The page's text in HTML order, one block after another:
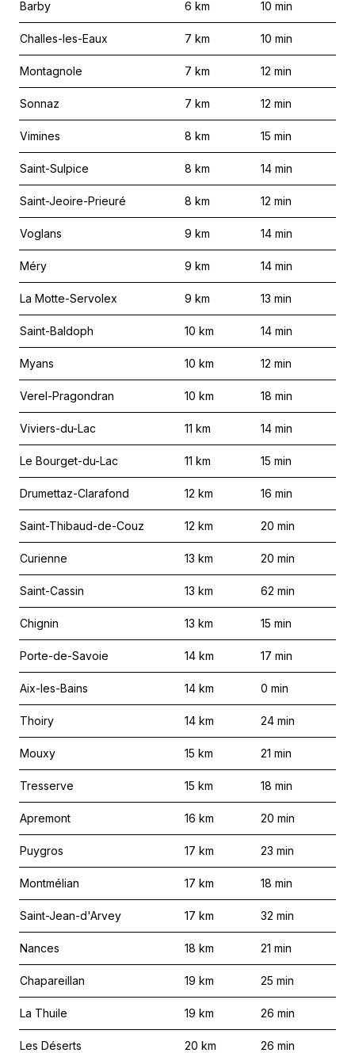
Barby 6 km 10 min
Challes-les-Eaux 7 km 10 min
Montagnole 7 km 12 min
Sonnaz 7 km 12 min
Vimines 8 km 15 min
Saint-Sulpice 8 km 14 min
Saint-Jeoire-Prieuré 8 km 12 min
Voglans 9 km 14 min
Méry 9 km 14 min
La Motte-Servolex 9 km 13 min
Saint-Baldoph 10 km 14 min
Myans 10 km 12 min
Verel-Pragondran 10 km 18 min
Viviers-du-Lac 11 km 14 min
Le Bourget-du-Lac 11 km 15 min
Drumettaz-Clarafond 12 km 16 min
Saint-Thibaud-de-Couz 12 km 20 min
Curienne 13 km 20 min
Saint-Cassin 13 km 62 min
Chignin 13 km 15 min
Porte-de-Savoie 14 km 17 min
Aix-les-Bains 14 km 0 min
Thoiry 14 km 24 min
Mouxy 15 km 21 min
Tresserve 15 km 18 min
Apremont 16 km 20 min
Puygros 17 km 23 min
Montmélian 17 km 18 min
Saint-Jean-d'Arvey 17 km 32 min
Nances 18 km 21 min
Chapareillan 19 km 25 min
La Thuile 19 km 26 min
Les Déserts 20 km 26 min